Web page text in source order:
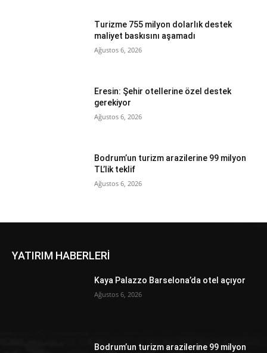
Turizme 755 milyon dolarlık destek
maliyet baskısını aşamadı
Ağustos 6, 2026
Eresin: Şehir otellerine özel destek
gerekiyor
Ağustos 6, 2026
Bodrum’un turizm arazilerine 99 milyon
TL’lik teklif
Ağustos 6, 2026
YATIRIM HABERLERİ
Kaya Palazzo Barselona’da otel açıyor
Ağustos 6, 2026
Bodrum’un turizm arazilerine 99 milyon